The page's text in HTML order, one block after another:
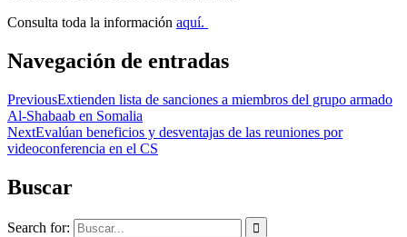
Consulta toda la información aquí.
Navegación de entradas
PreviousExtienden lista de sanciones a miembros del grupo armado
Al-Shabaab en Somalia
NextEvalúan beneficios y desventajas de las reuniones por
videoconferencia en el CS
Buscar
Search for: